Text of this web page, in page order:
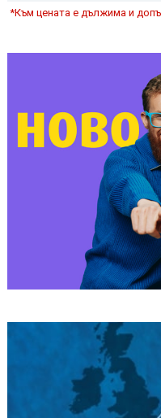
*Към цената е дължима и